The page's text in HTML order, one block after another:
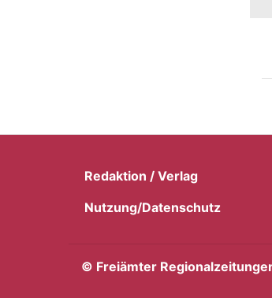
Redaktion / Verlag
Nutzung/Datenschutz
© Freiämter